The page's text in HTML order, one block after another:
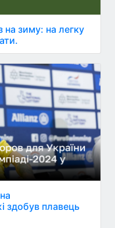
на зиму: на легку
здобув плавець